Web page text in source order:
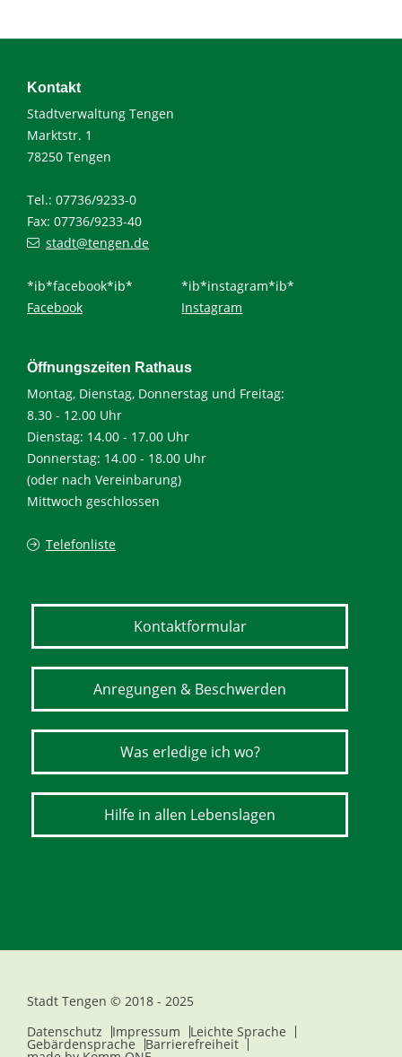
Kontakt
Stadtverwaltung Tengen
Marktstr. 1
78250 Tengen
Tel.: 07736/9233-0
Fax: 07736/9233-40
stadt@tengen.de
*ib*facebook*ib*
Facebook
*ib*instagram*ib*
Instagram
Öffnungszeiten Rathaus
Montag, Dienstag, Donnerstag und Freitag:
8.30 - 12.00 Uhr
Dienstag: 14.00 - 17.00 Uhr
Donnerstag: 14.00 - 18.00 Uhr
(oder nach Vereinbarung)
Mittwoch geschlossen
Telefonliste
Kontaktformular
Anregungen & Beschwerden
Was erledige ich wo?
Hilfe in allen Lebenslagen
Stadt Tengen © 2018 - 2025
Datenschutz
Impressum Leichte Sprache
Gebärdensprache Barrierefreiheit